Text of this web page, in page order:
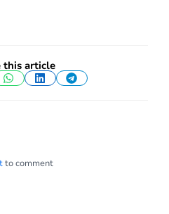
this article
WhatsApp
LinkedInTelegram
to comment